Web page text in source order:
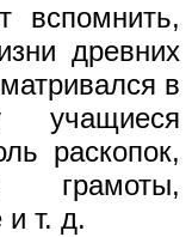
вспомнить,
древних
в
учащиеся
раскопок,
грамоты,
т. д.